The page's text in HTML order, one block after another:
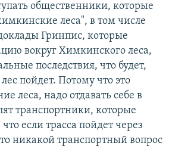
общественники, которые
леса", в том числе
Гринпис, которые
вокруг Химкинского леса,
последствия, что будет,
пойдет. Потому что это
леса, надо отдавать себе в
транспортники, которые
если трасса пойдет через
никакой транспортный вопрос